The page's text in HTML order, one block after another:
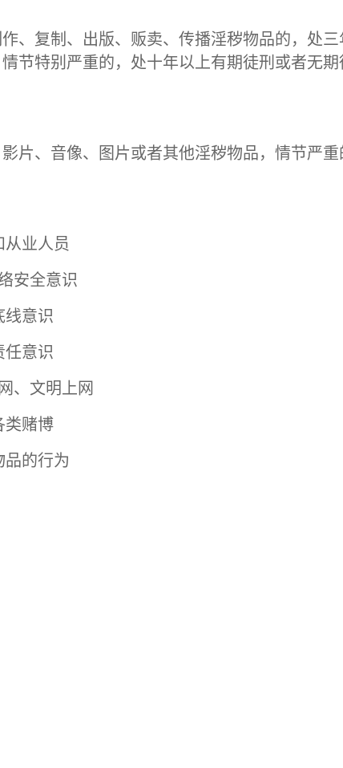
、复制、出版、贩卖、传播淫秽物品的，处
节特别严重的，处十年以上有期徒刑或者无
片、音像、图片或者其他淫秽物品，情节严
从业人员
安全意识
线意识
任意识
、文明上网
类赌博
品的行为